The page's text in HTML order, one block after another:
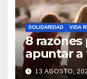
SOLIDARIDAD VIDA
8 razones
apuntar a
13 AGOSTO,